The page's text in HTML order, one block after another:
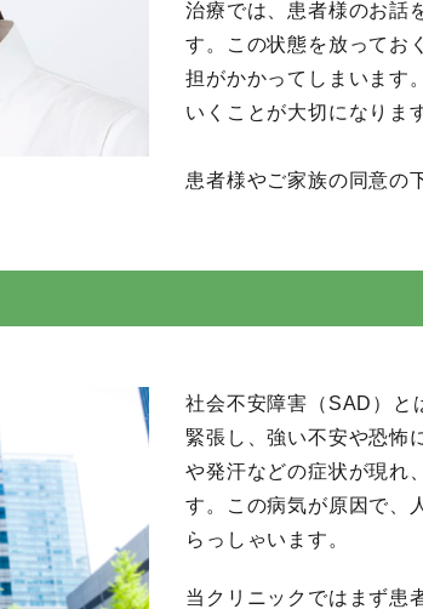
治療では、患者様のお話
す。この状態を放ってお
担がかかってしまいます
いくことが大切になりま
患者様やご家族の同意の
社会不安障害（SAD）と
緊張し、強い不安や恐怖
や発汗などの症状が現れ
す。この病気が原因で、
らっしゃいます。
当クリニックではまず患